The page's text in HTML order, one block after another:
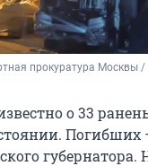
прокуратура Москвы /
о 33
Погибших
губернатора.